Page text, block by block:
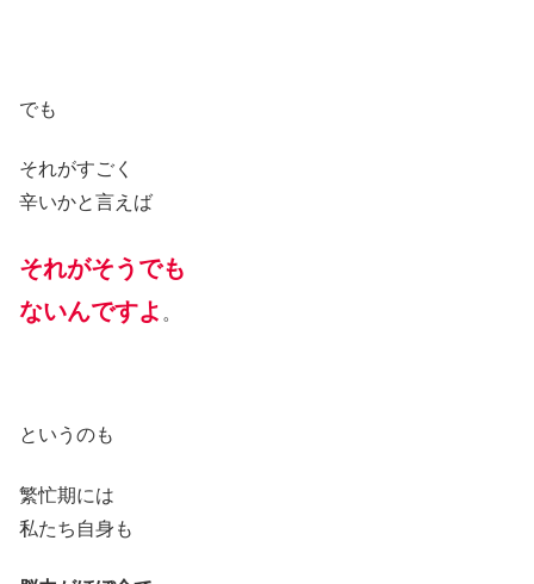
でも
それがすごく
辛いかと言えば
それがそうでも
ないんですよ 。
というのも
繁忙期には
私たち自身も